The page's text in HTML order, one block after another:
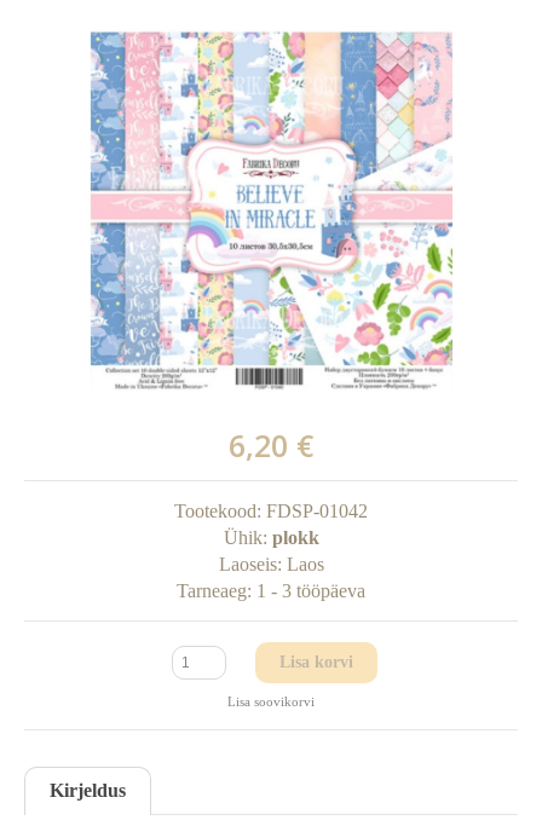
6,20 €
Tootekood: FDSP-01042
Ühik: plokk
Laoseis: Laos
Tarneaeg: 1 - 3 tööpäeva
Lisa korvi
Lisa soovikorvi
Kirjeldus